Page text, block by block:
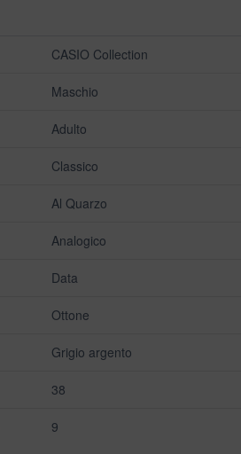
CASIO Collection
Maschio
Adulto
Classico
Al Quarzo
Analogico
Data
Ottone
Grigio argento
38
9